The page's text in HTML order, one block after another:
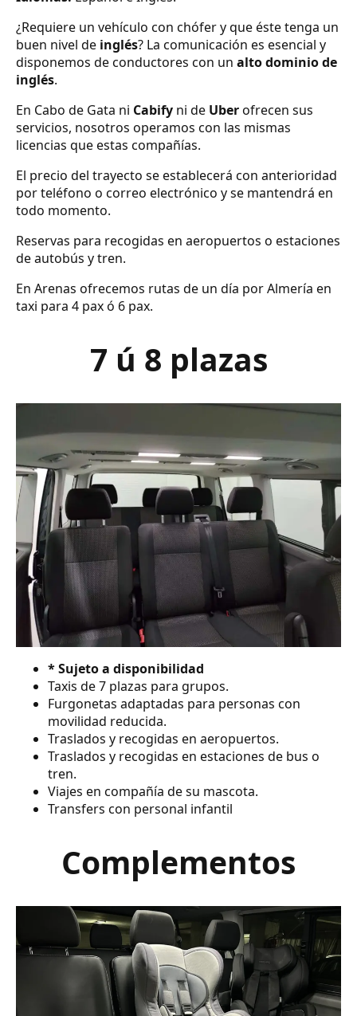
¿Requiere un vehículo con chófer y que éste tenga un
buen nivel de inglés? La comunicación es esencial y
disponemos de conductores con un alto dominio de
inglés.
En Cabo de Gata ni Cabify ni de Uberofrecen sus
servicios, nosotros operamos con las mismas
licencias que estas compañías.
El precio del trayecto se establecerá con anterioridad
por teléfono o correo electrónico y se mantendrá en
todo momento.
Reservas para recogidas en aeropuertos o estaciones
de autobús y tren.
En Arenas ofrecemos rutas de un día por Almería en
taxi para 4 pax ó 6 pax.
7 ú 8 plazas
* Sujeto a disponibilidad
Taxis de 7 plazas para grupos.
Furgonetas adaptadas para personas con
movilidad reducida.
Traslados y recogidas en aeropuertos.
Traslados y recogidas en estaciones de bus o
tren.
Viajes en compañía de su mascota.
Transfers con personal infantil
Complementos